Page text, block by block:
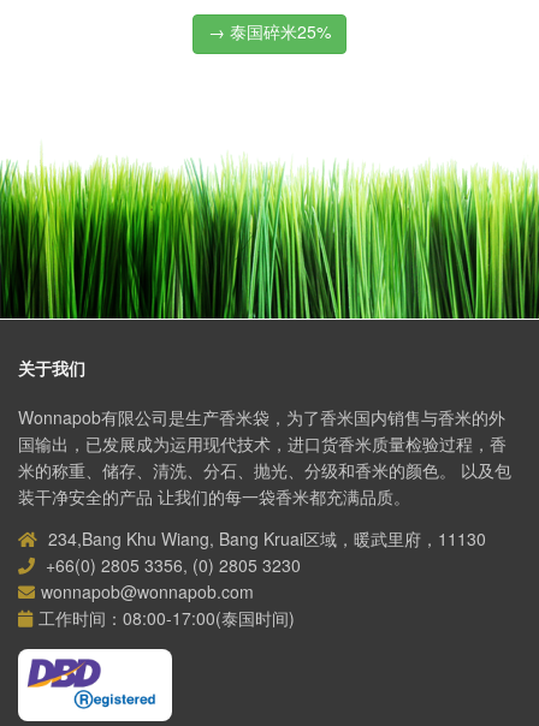
→ 泰国碎米25%
关于我们
Wonnapob有限公司是生产香米袋，为了香米国内销售与香米的外
国输出，已发展成为运用现代技术，进口货香米质量检验过程，香
米的称重、储存、清洗、分石、抛光、分级和香米的颜色。 以及包
装干净安全的产品 让我们的每一袋香米都充满品质。
234,Bang Khu Wiang, Bang Kruai区域，暖武里府，11130
+66(0) 2805 3356, (0) 2805 3230
wonnapob@wonnapob.com
工作时间：08:00-17:00(泰国时间)